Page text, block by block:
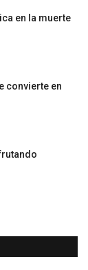
en la muerte
convierte en